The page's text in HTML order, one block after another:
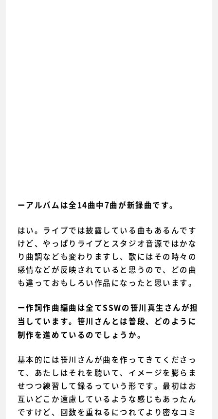
ーアルバムは全14曲中7曲が新録曲です。
はい。ライブでは披露している曲もあるんです
けど、やっぱりライブとスタジオ音源ではかな
り曲調なども変わりますし、歌にはその時々の
感情などが反映されていると思うので、どの曲
も違っておもしろい作品になったと思います。
ー作詞作曲編曲は全てSSWの笹川真生さんが担
当しています。笹川さんとは普段、どのように
制作を進めているのでしょうか。
基本的には笹川さんが曲を作ってきてくださっ
て、あたしはそれを聴いて、イメージを膨らま
せつつ練習して録るっていう形です。最初はお
互いどこか遠慮しているような感じもあったん
ですけど、回数を重ねるにつれてより密なコミ